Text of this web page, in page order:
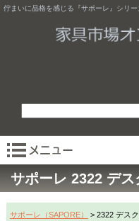
佇まいに品格を感じる『サポーレ』シリー
サポーレ 2322 デス
サポーレ（SAPORE） > 2322 デスク